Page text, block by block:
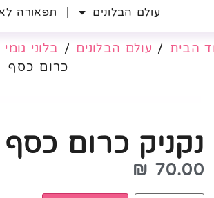
עולם הבלונים תפאורה
הבית / עולם הבלונים / בלוני גומי
כרום כסף
נקניק כרום כסף
70.00
₪